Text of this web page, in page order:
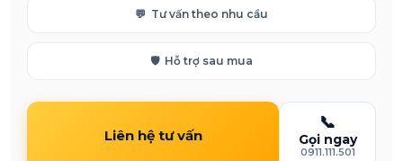
💬 Tư vấn theo nhu cầu
🛡️ Hỗ trợ sau mua
Liên hệ tư vấn
📞
Gọi ngay
0911.111.501